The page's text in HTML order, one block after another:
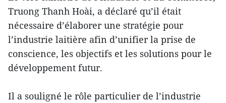
Truong Thanh Hoài, a déclaré qu’il était
nécessaire d’élaborer une stratégie pour
l’industrie laitière afin d’unifier la prise de
conscience, les objectifs et les solutions pour le
développement futur.
Il a souligné le rôle particulier de l’industrie